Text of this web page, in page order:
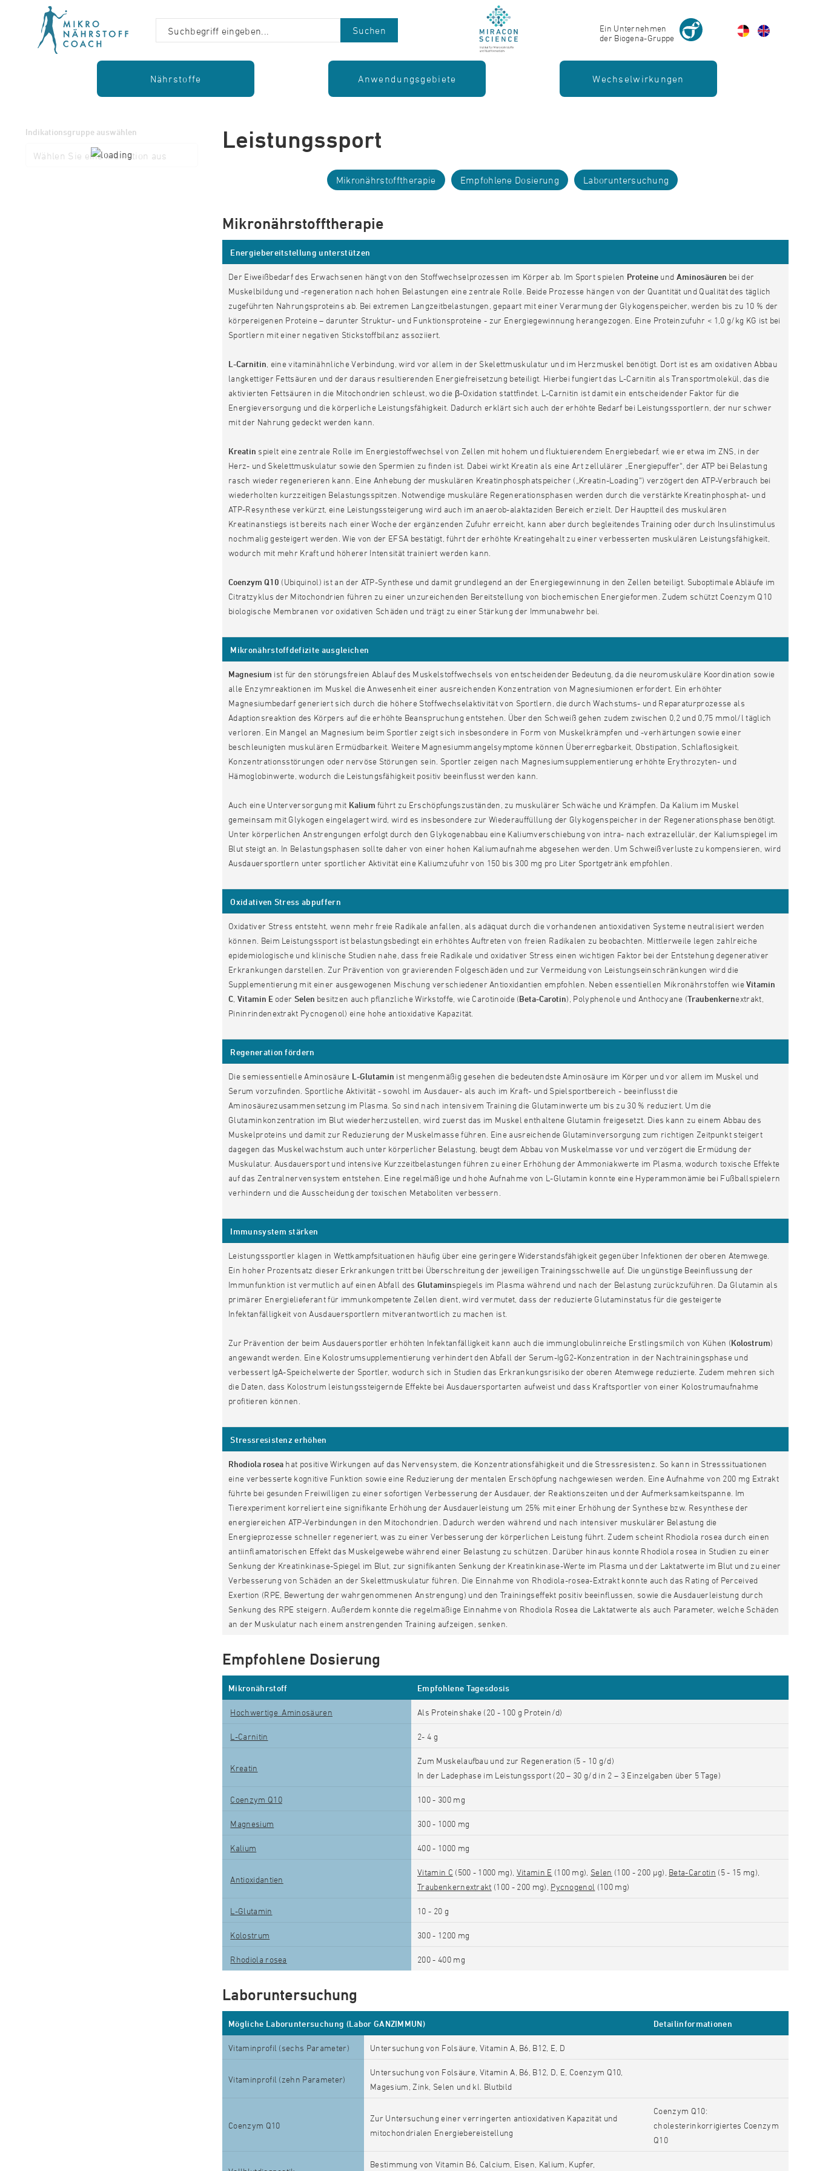
Suchen
Ein Unternehmen
der Biogena-Gruppe
Nährstoffe Anwendungsgebiete Wechselwirkungen
Leistungssport
Mikronährstofftherapie Empfohlene Dosierung Laboruntersuchung
Mikronährstofftherapie
Energiebereitstellung unterstützen
Der Eiweißbedarf des Erwachsenen hängt von den Stoffwechselprozessen im Körper ab. Im Sport spielen Proteine und Aminosäuren bei der
Muskelbildung und -regeneration nach hohen Belastungen eine zentrale Rolle. Beide Prozesse hängen von der Quantität und Qualität des täglich
zugeführten Nahrungsproteins ab. Bei extremen Langzeitbelastungen, gepaart mit einer Verarmung der Glykogenspeicher, werden bis zu 10 % der
körpereigenen Proteine – darunter Struktur- und Funktionsproteine - zur Energiegewinnung herangezogen. Eine Proteinzufuhr < 1,0 g/kg KG ist bei
Sportlern mit einer negativen Stickstoffbilanz assoziiert.
L-Carnitin , eine vitaminähnliche Verbindung, wird vor allem in der Skelettmuskulatur und im Herzmuskel benötigt. Dort ist es am oxidativen Abbau
langkettiger Fettsäuren und der daraus resultierenden Energiefreisetzung beteiligt. Hierbei fungiert das L-Carnitin als Transportmolekül, das die
aktivierten Fettsäuren in die Mitochondrien schleust, wo die β-Oxidation stattfindet. L-Carnitin ist damit ein entscheidender Faktor für die
Energieversorgung und die körperliche Leistungsfähigkeit. Dadurch erklärt sich auch der erhöhte Bedarf bei Leistungssportlern, der nur schwer
mit der Nahrung gedeckt werden kann.
Kreatin spielt eine zentrale Rolle im Energiestoffwechsel von Zellen mit hohem und fluktuierendem Energiebedarf, wie er etwa im ZNS, in der
Herz- und Skelettmuskulatur sowie den Spermien zu finden ist. Dabei wirkt Kreatin als eine Art zellulärer „Energiepuffer“, der ATP bei Belastung
rasch wieder regenerieren kann. Eine Anhebung der muskulären Kreatinphosphatspeicher („Kreatin-Loading“) verzögert den ATP-Verbrauch bei
wiederholten kurzzeitigen Belastungsspitzen. Notwendige muskuläre Regenerationsphasen werden durch die verstärkte Kreatinphosphat- und
ATP-Resynthese verkürzt, eine Leistungssteigerung wird auch im anaerob-alaktaziden Bereich erzielt. Der Hauptteil des muskulären
Kreatinanstiegs ist bereits nach einer Woche der ergänzenden Zufuhr erreicht, kann aber durch begleitendes Training oder durch Insulinstimulus
nochmalig gesteigert werden. Wie von der EFSA bestätigt, führt der erhöhte Kreatingehalt zu einer verbesserten muskulären Leistungsfähigkeit,
wodurch mit mehr Kraft und höherer Intensität trainiert werden kann.
Coenzym Q10 (Ubiquinol) ist an der ATP-Synthese und damit grundlegend an der Energiegewinnung in den Zellen beteiligt. Suboptimale Abläufe im
Citratzyklus der Mitochondrien führen zu einer unzureichenden Bereitstellung von biochemischen Energieformen. Zudem schützt Coenzym Q10
biologische Membranen vor oxidativen Schäden und trägt zu einer Stärkung der Immunabwehr bei.
Mikronährstoffdefizite ausgleichen
Magnesium ist für den störungsfreien Ablauf des Muskelstoffwechsels von entscheidender Bedeutung, da die neuromuskuläre Koordination sowie
alle Enzymreaktionen im Muskel die Anwesenheit einer ausreichenden Konzentration von Magnesiumionen erfordert. Ein erhöhter
Magnesiumbedarf generiert sich durch die höhere Stoffwechselaktivität von Sportlern, die durch Wachstums- und Reparaturprozesse als
Adaptionsreaktion des Körpers auf die erhöhte Beanspruchung entstehen. Über den Schweiß gehen zudem zwischen 0,2 und 0,75 mmol/l täglich
verloren. Ein Mangel an Magnesium beim Sportler zeigt sich insbesondere in Form von Muskelkrämpfen und -verhärtungen sowie einer
beschleunigten muskulären Ermüdbarkeit. Weitere Magnesiummangelsymptome können Übererregbarkeit, Obstipation, Schlaflosigkeit,
Konzentrationsstörungen oder nervöse Störungen sein. Sportler zeigen nach Magnesiumsupplementierung erhöhte Erythrozyten- und
Hämoglobinwerte, wodurch die Leistungsfähigkeit positiv beeinflusst werden kann.
Auch eine Unterversorgung mit Kalium führt zu Erschöpfungszuständen, zu muskulärer Schwäche und Krämpfen. Da Kalium im Muskel
gemeinsam mit Glykogen eingelagert wird, wird es insbesondere zur Wiederauffüllung der Glykogenspeicher in der Regenerationsphase benötigt.
Unter körperlichen Anstrengungen erfolgt durch den Glykogenabbau eine Kaliumverschiebung von intra- nach extrazellulär, der Kaliumspiegel im
Blut steigt an. In Belastungsphasen sollte daher von einer hohen Kaliumaufnahme abgesehen werden. Um Schweißverluste zu kompensieren, wird
Ausdauersportlern unter sportlicher Aktivität eine Kaliumzufuhr von 150 bis 300 mg pro Liter Sportgetränk empfohlen.
Oxidativen Stress abpuffern
Oxidativer Stress entsteht, wenn mehr freie Radikale anfallen, als adäquat durch die vorhandenen antioxidativen Systeme neutralisiert werden
können. Beim Leistungssport ist belastungsbedingt ein erhöhtes Auftreten von freien Radikalen zu beobachten. Mittlerweile legen zahlreiche
epidemiologische und klinische Studien nahe, dass freie Radikale und oxidativer Stress einen wichtigen Faktor bei der Entstehung degenerativer
Erkrankungen darstellen. Zur Prävention von gravierenden Folgeschäden und zur Vermeidung von Leistungseinschränkungen wird die
Supplementierung mit einer ausgewogenen Mischung verschiedener Antioxidantien empfohlen. Neben essentiellen Mikronährstoffen wieVitamin
C Vitamin Eoder Selen besitzen auch pflanzliche Wirkstoffe, wie Carotinoide (Beta-Carotin), Polyphenole und Anthocyane (Traubenkernextrakt,
Pininrindenextrakt Pycnogenol) eine hohe antioxidative Kapazität.
Regeneration fördern
Die semiessentielle Aminosäure L-Glutamin ist mengenmäßig gesehen die bedeutendste Aminosäure im Körper und vor allem im Muskel und
Serum vorzufinden. Sportliche Aktivität - sowohl im Ausdauer- als auch im Kraft- und Spielsportbereich - beeinflusst die
Aminosäurezusammensetzung im Plasma. So sind nach intensivem Training die Glutaminwerte um bis zu 30 % reduziert. Um die
Glutaminkonzentration im Blut wiederherzustellen, wird zuerst das im Muskel enthaltene Glutamin freigesetzt. Dies kann zu einem Abbau des
Muskelproteins und damit zur Reduzierung der Muskelmasse führen. Eine ausreichende Glutaminversorgung zum richtigen Zeitpunkt steigert
dagegen das Muskelwachstum auch unter körperlicher Belastung, beugt dem Abbau von Muskelmasse vor und verzögert die Ermüdung der
Muskulatur. Ausdauersport und intensive Kurzzeitbelastungen führen zu einer Erhöhung der Ammoniakwerte im Plasma, wodurch toxische Effekte
auf das Zentralnervensystem entstehen. Eine regelmäßige und hohe Aufnahme von L-Glutamin konnte eine Hyperammonämie bei Fußballspielern
verhindern und die Ausscheidung der toxischen Metaboliten verbessern.
Immunsystem stärken
Leistungssportler klagen in Wettkampfsituationen häufig über eine geringere Widerstandsfähigkeit gegenüber Infektionen der oberen Atemwege.
Ein hoher Prozentsatz dieser Erkrankungen tritt bei Überschreitung der jeweiligen Trainingsschwelle auf. Die ungünstige Beeinflussung der
Immunfunktion ist vermutlich auf einen Abfall desGlutaminspiegels im Plasma während und nach der Belastung zurückzuführen. Da Glutamin als
primärer Energielieferant für immunkompetente Zellen dient, wird vermutet, dass der reduzierte Glutaminstatus für die gesteigerte
Infektanfälligkeit von Ausdauersportlern mitverantwortlich zu machen ist.
Zur Prävention der beim Ausdauersportler erhöhten Infektanfälligkeit kann auch die immunglobulinreiche Erstlingsmilch von Kühen (Kolostrum)
angewandt werden. Eine Kolostrumsupplementierung verhindert den Abfall der Serum-IgG2-Konzentration in der Nachtrainingsphase und
verbessert IgA-Speichelwerte der Sportler, wodurch sich in Studien das Erkrankungsrisiko der oberen Atemwege reduzierte. Zudem mehren sich
die Daten, dass Kolostrum leistungssteigernde Effekte bei Ausdauersportarten aufweist und dass Kraftsportler von einer Kolostrumaufnahme
profitieren können.
Stressresistenz erhöhen
Rhodiola rosea hat positive Wirkungen auf das Nervensystem, die Konzentrationsfähigkeit und die Stressresistenz. So kann in Stresssituationen
eine verbesserte kognitive Funktion sowie eine Reduzierung der mentalen Erschöpfung nachgewiesen werden. Eine Aufnahme von 200 mg Extrakt
führte bei gesunden Freiwilligen zu einer sofortigen Verbesserung der Ausdauer, der Reaktionszeiten und der Aufmerksamkeitspanne. Im
Tierexperiment korreliert eine signifikante Erhöhung der Ausdauerleistung um 25% mit einer Erhöhung der Synthese bzw. Resynthese der
energiereichen ATP-Verbindungen in den Mitochondrien. Dadurch werden während und nach intensiver muskulärer Belastung die
Energieprozesse schneller regeneriert, was zu einer Verbesserung der körperlichen Leistung führt. Zudem scheint Rhodiola rosea durch einen
antiinflamatorischen Effekt das Muskelgewebe während einer Belastung zu schützen. Darüber hinaus konnte Rhodiola rosea in Studien zu einer
Senkung der Kreatinkinase-Spiegel im Blut, zur signifikanten Senkung der Kreatinkinase-Werte im Plasma und der Laktatwerte im Blut und zu einer
Verbesserung von Schäden an der Skelettmuskulatur führen. Die Einnahme von Rhodiola-rosea-Extrakt konnte auch das Rating of Perceived
Exertion (RPE, Bewertung der wahrgenommenen Anstrengung) und den Trainingseffekt positiv beeinflussen, sowie die Ausdauerleistung durch
Senkung des RPE steigern. Außerdem konnte die regelmäßige Einnahme von Rhodiola Rosea die Laktatwerte als auch Parameter, welche Schäden
an der Muskulatur nach einem anstrengenden Training aufzeigen, senken.
Empfohlene Dosierung
Mikronährstoff Empfohlene Tagesdosis
Hochwertige Aminosäuren Als Proteinshake (20 - 100 g Protein/d)
L-Carnitin 2- 4 g
Kreatin
Zum Muskelaufbau und zur Regeneration (5 - 10 g/d)
In der Ladephase im Leistungssport (20 – 30 g/d in 2 – 3 Einzelgaben über 5 Tage)
Coenzym Q10 100 - 300 mg
Magnesium 300 - 1000 mg
Kalium 400 - 1000 mg
Antioxidantien
Vitamin C (500 - 1000 mg), Vitamin E (100 mg), Selen (100 - 200 µg), Beta-Carotin (5 - 15 mg),
Traubenkernextrakt (100 - 200 mg), Pycnogenol (100 mg)
L-Glutamin 10 - 20 g
Kolostrum 300 - 1200 mg
Rhodiola rosea 200 - 400 mg
Laboruntersuchung
Mögliche Laboruntersuchung (Labor GANZIMMUN) Detailinformationen
Vitaminprofil (sechs Parameter) Untersuchung von Folsäure, Vitamin A, B6, B12, E, D
Vitaminprofil (zehn Parameter)
Untersuchung von Folsäure, Vitamin A, B6, B12, D, E, Coenzym Q10,
Magesium, Zink, Selen und kl. Blutbild
Coenzym Q10
Zur Untersuchung einer verringerten antioxidativen Kapazität und
mitochondrialen Energiebereistellung
Coenzym Q10:
cholesterinkorrigiertes Coenzym
Q10
Bestimmung von Vitamin B6, Calcium, Eisen, Kalium, Kupfer,
Indikationsgruppe auswählen